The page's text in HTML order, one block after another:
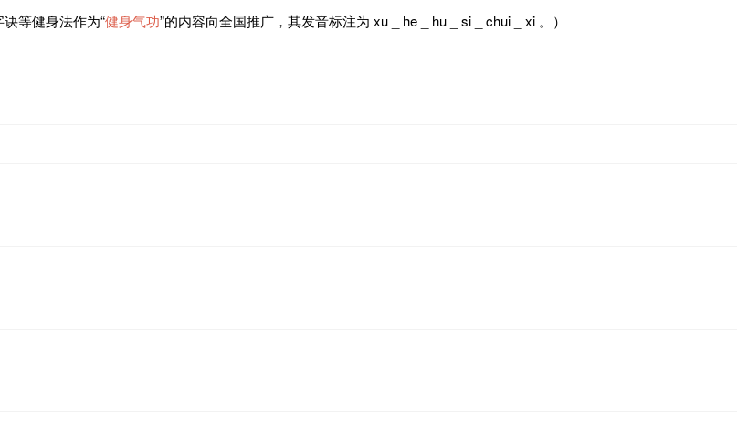
等健身法作为“健身气功”的内容向全国推广，其发音标注为 xu _ he _ hu _ si _ chui _ xi 。）